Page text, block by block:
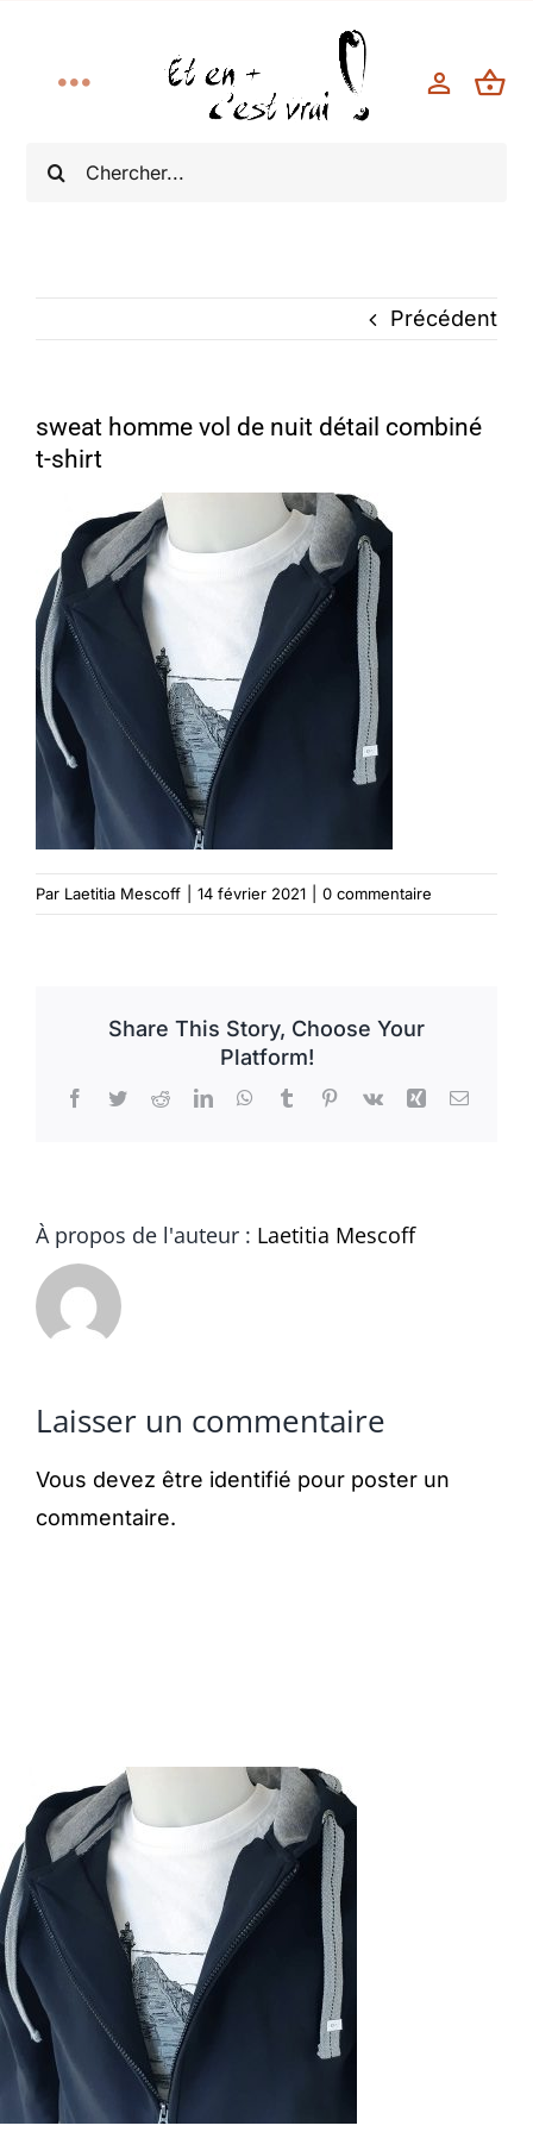
Rechercher:
Navigation
Accueil
Modèle
Vêtements
Contact
Précédent
sweat homme vol de nuit détail combiné
t-shirt
Par Laetitia Mescoff 14 février 2021 0 commentaire
Share This Story, Choose Your
Platform!
Facebook
TwitterRedditLinkedInWhatsApp
TumblrPinterest
Vk Xing Email
À propos de l'auteur : Laetitia Mescoff
Laisser un commentaire
Vous devez être identifié pour poster un
commentaire.